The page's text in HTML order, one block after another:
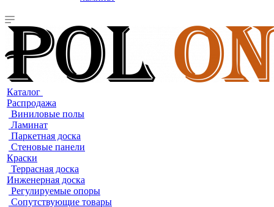
Каталог
Распродажа
Виниловые полы
Ламинат
Паркетная доска
Стеновые панели
Краски
Террасная доска
Инженерная доска
Регулируемые опоры
Сопутствующие товары